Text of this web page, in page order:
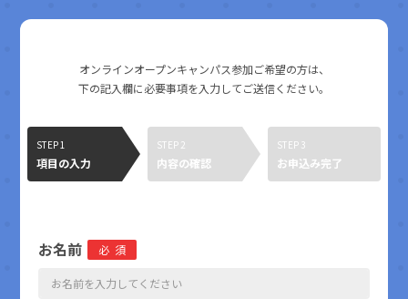
オンラインオープンキャンパス参加ご希望の方は、
下の記入欄に必要事項を入力してご送信ください。
STEP 1
項目の入力
STEP 2
内容の確認
STEP 3
お申込み完了
お名前 必須